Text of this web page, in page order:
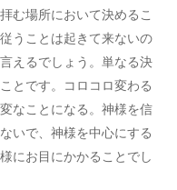
む場所において決めるこ
うことは起きて来ないの
えるでしょう。単なる決
とです。コロコロ変わる
なことになる。神様を信
いで、神様を中心にする
にお目にかかることでし